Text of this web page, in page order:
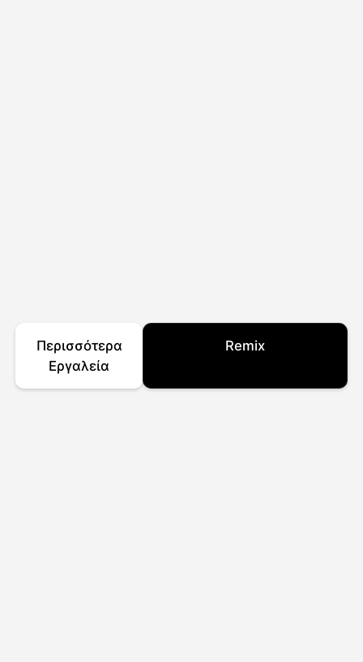
Περισσότερα
Εργαλεία
Remix